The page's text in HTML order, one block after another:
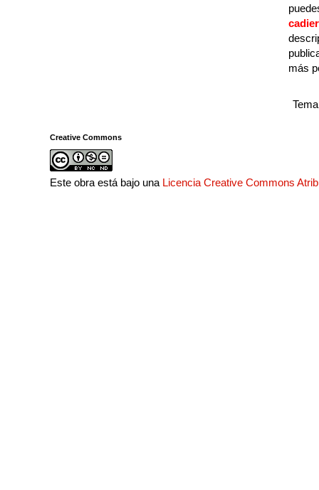
más
Creative Commons
Este obra está bajo una Licencia Creative Commons